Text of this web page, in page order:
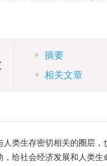
摘要
相关文章
人类生存密切相关的圈层
，给社会经济发展和人类